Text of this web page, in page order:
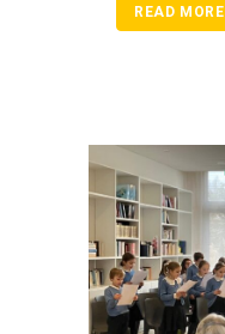
READ MORE